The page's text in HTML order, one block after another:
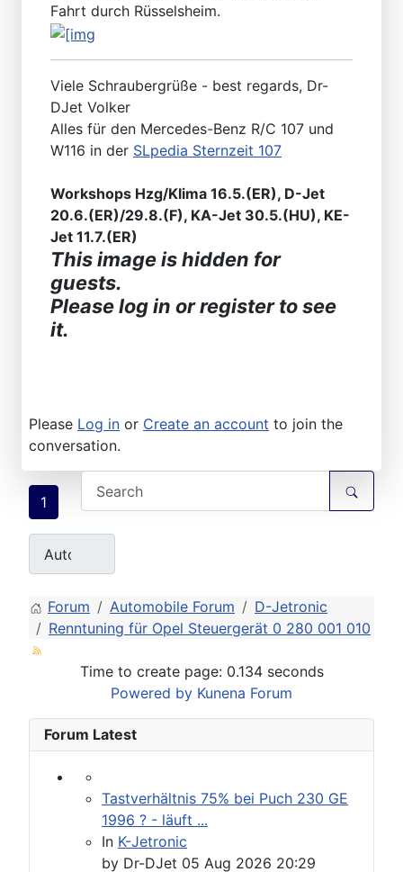
Fahrt durch Rüsselsheim.
Viele Schraubergrüße - best regards, Dr-
DJet Volker
Alles für den Mercedes-Benz R/C 107 und
W116 in der SLpedia Sternzeit 107
Workshops Hzg/Klima 16.5.(ER), D-Jet
20.6.(ER)/29.8.(F), KA-Jet 30.5.(HU), KE-
Jet 11.7.(ER)
This image is hidden for
guests.
Please log in or register to see
it.
Please Log in or Create an account to join the
conversation.
1
Forum Automobile Forum
D-Jetronic
Renntuning für Opel Steuergerät 0 280 001 010
Time to create page: 0.134 seconds
Powered by Kunena Forum
Forum Latest
Tastverhältnis 75% bei Puch 230 GE
1996 ? - läuft ...
In K-Jetronic
by Dr-DJet 05 Aug 2026 20:29